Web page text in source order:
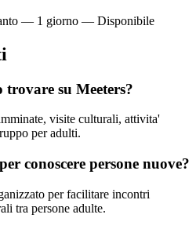
— 1 giorno — Disponibile
trovare su Meeters?
visite culturali, attivita'
per adulti.
conoscere persone nuove?
per facilitare incontri
tra persone adulte.